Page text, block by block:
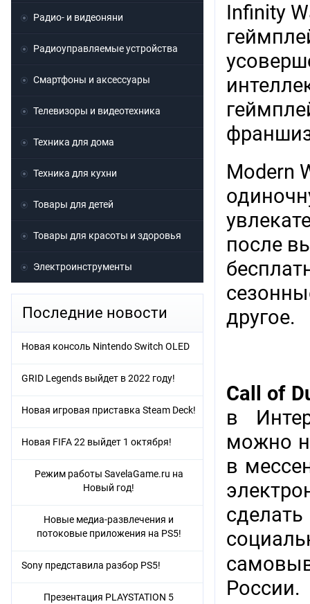
Infinity
Modern
после
другое.
Call of
в
можно
в
России.
Радио- и видеоняни
Радиоуправляемые устройства
Смартфоны и аксессуары
Телевизоры и видеотехника
Техника для дома
Техника для кухни
Товары для детей
Товары для красоты и здоровья
Электроинструменты
Последние новости
Новая консоль Nintendo Switch OLED
GRID Legends выйдет в 2022 году!
Новая игровая приставка Steam Deck!
Новая FIFA 22 выйдет 1 октября!
Режим работы SavelaGame.ru на
Новый год!
Новые медиа-развлечения и
потоковые приложения на PS5!
Sony представила разбор PS5!
Презентация PLAYSTATION 5